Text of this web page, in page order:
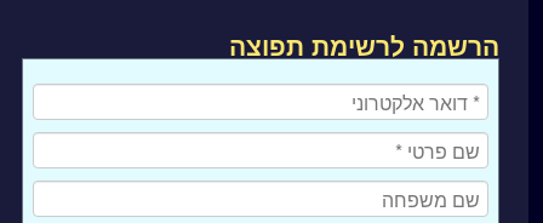
הרשמה לרשימת תפוצה